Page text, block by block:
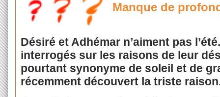
Manque de
Désiré et Adhémar n’aiment pas
interrogés sur les raisons de leur
pourtant synonyme de soleil et de
récemment découvert la triste